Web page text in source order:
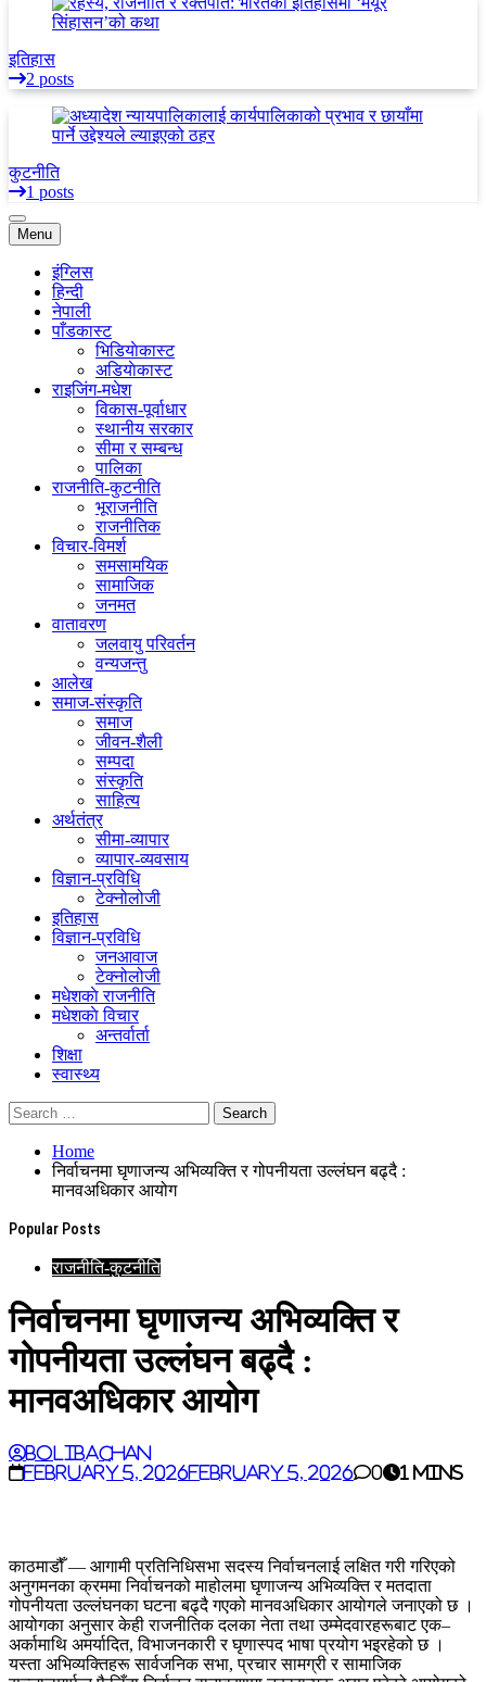
इतिहास
2 posts
कुटनीति
1 posts
Menu
इंग्लिस
हिन्दी
नेपाली
पाँडकास्ट
भिडियाेकास्ट
अडियाेकास्ट
राइजिंग-मधेश
विकास-पूर्वाधार
स्थानीय सरकार
सीमा र सम्बन्ध
पालिका
राजनीति-कुटनीति
भूराजनीति
राजनीतिक
विचार-विमर्श
समसामयिक
सामाजिक
जनमत
वातावरण
जलवायु परिवर्तन
वन्यजन्तु
आलेख
समाज-संस्कृति
समाज
जीवन-शैली
सम्पदा
संस्कृति
साहित्य
अर्थतंत्र
सीमा-व्यापार
व्यापार-व्यवसाय
विज्ञान-प्रविधि
टेक्नोलोजी
इतिहास
विज्ञान-प्रविधि
जनआवाज
टेक्नोलोजी
मधेशकाे राजनीति
मधेशकाे विचार
अन्तर्वार्ता
शिक्षा
स्वास्थ्य
Home
निर्वाचनमा घृणाजन्य अभिव्यक्ति र गोपनीयता उल्लंघन बढ्दै :
मानवअधिकार आयोग
Popular Posts
राजनीति-कुटनीति
निर्वाचनमा घृणाजन्य अभिव्यक्ति र
गोपनीयता उल्लंघन बढ्दै :
मानवअधिकार आयोग
BoliBachan
February 5, 2026February 5, 2026 0 1 mins
काठमाडौँ — आगामी प्रतिनिधिसभा सदस्य निर्वाचनलाई लक्षित गरी गरिएको
अनुगमनका क्रममा निर्वाचनको माहोलमा घृणाजन्य अभिव्यक्ति र मतदाता
गोपनीयता उल्लंघनका घटना बढ्दै गएको मानवअधिकार आयोगले जनाएको छ ।
आयोगका अनुसार केही राजनीतिक दलका नेता तथा उम्मेदवारहरूबाट एक–
अर्कामाथि अमर्यादित, विभाजनकारी र घृणास्पद भाषा प्रयोग भइरहेको छ ।
यस्ता अभिव्यक्तिहरू सार्वजनिक सभा, प्रचार सामग्री र सामाजिक